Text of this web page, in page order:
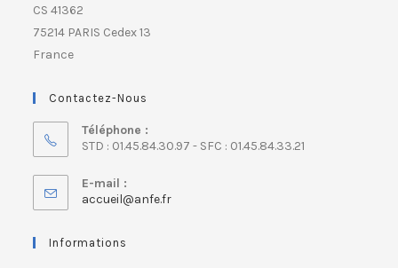
CS 41362
75214 PARIS Cedex 13
France
Contactez-Nous
Téléphone :
STD : 01.45.84.30.97 - SFC : 01.45.84.33.21
E-mail :
accueil@anfe.fr
Informations